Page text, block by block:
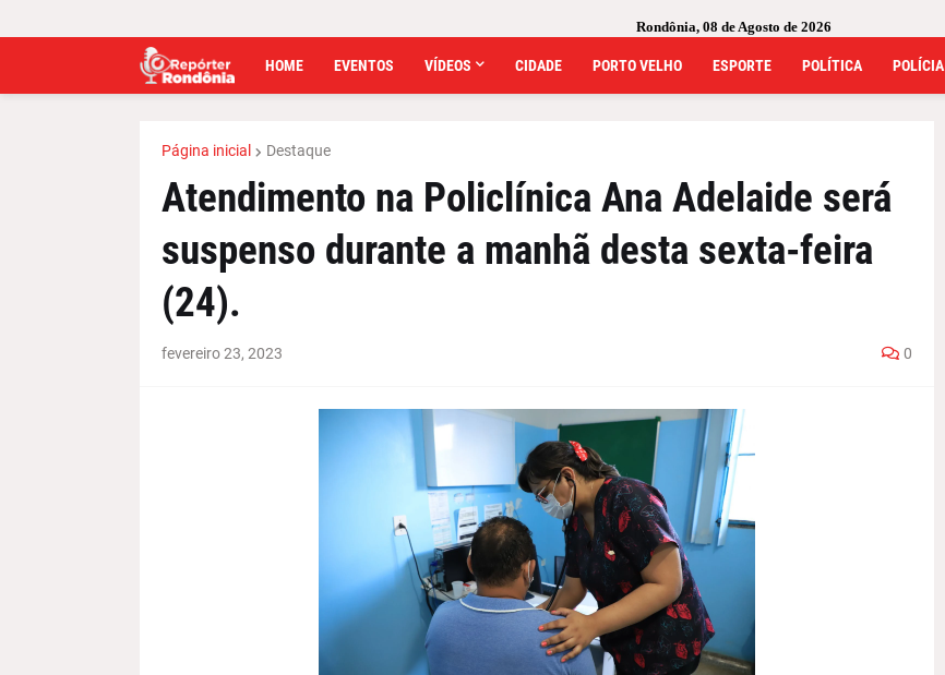
Rondônia, 08 de Agosto de 2026
HOME EVENTOS VÍDEOS CIDADE PORTO VELHO ESPORTE POLÍTICA POLÍCIA
Página inicial Destaque
Atendimento na Policlínica Ana Adelaide será
suspenso durante a manhã desta sexta-feira
(24).
fevereiro 23, 2023 0